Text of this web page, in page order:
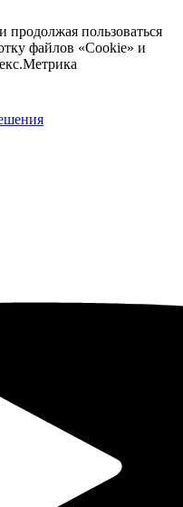
пользоваться
файлов «Cookie» и